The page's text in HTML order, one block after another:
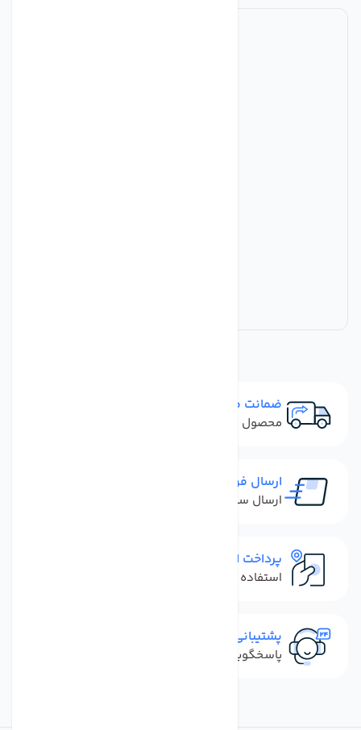
ضمانت مرجوعی
محصول نباید آسیب دیده باشد
ارسال فوری
ارسال سفارش در کمترین زمان ممکن
پرداخت امن
استفاده از روش‌های پرداخت امن
پشتیبانی سریع
پاسخگویی سریع به تماس‌ها و پیام‌ها